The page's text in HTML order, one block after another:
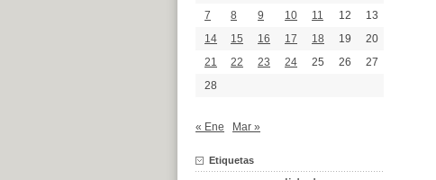
7
8 9 10 11 12
13
14
15 16 17 18 19
20
21
22 23 24 25 26
27
28
« Ene Mar »
Etiquetas